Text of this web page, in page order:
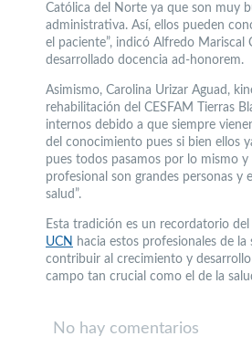
Católica del Norte ya que son muy
administrativa. Así, ellos pueden
el paciente”, indicó Alfredo Mariscal
desarrollado docencia ad-honorem.
Asimismo, Carolina Urizar Aguad,
rehabilitación del CESFAM Tierras
internos debido a que siempre
del conocimiento pues si bien ellos
pues todos pasamos por lo mismo
profesional son grandes personas y
salud”.
Esta tradición es un recordatorio
UCN hacia estos profesionales de
contribuir al crecimiento y
campo tan crucial como el de la
No hay comentarios